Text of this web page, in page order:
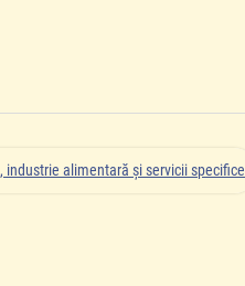
alimentară şi servicii specifice